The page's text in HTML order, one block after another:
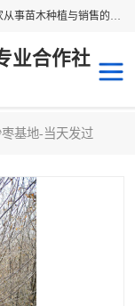
甘肃广恒源苗木农民合作社位于甘肃省临泽县，是一家从事苗木种植与销售的农民合作组织，合作社拥有苗木基地1500多亩，种植苗木品种40多个，年产各类苗木2000多万株。主营：白刺苗、红柳苗、梭梭苗等，我们以“种植一流的苗子，诚信经营”的经营理念，竭诚为每一位客户做优质的服务，欢迎来电咨询！
业合作社
基地-当天发过